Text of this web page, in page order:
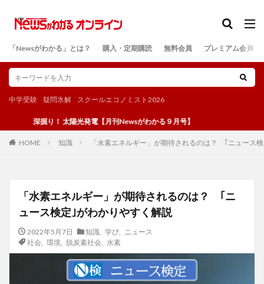
「Newsがわかる」とは？ 購入・定期購読 無料会員 プレミアム会員
中学受験 疑問氷解 スクールエコノミスト2026
掘り！ 太陽光発電【月刊Newsがわかる９月号】
HOME 知識 「水素エネルギー」が期待されるのは？ ｢ニュース
「水素エネルギー」が期待されるのは？ ｢ニ
ュース検定｣がわかりやすく解説
2022年5月7日 知識 学び
ニュース
社会, 環境 脱炭素社会, 水素
検索